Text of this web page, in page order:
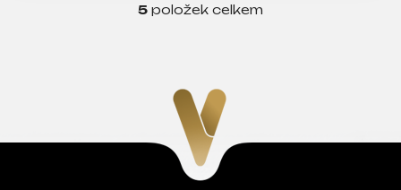
O
d
a
c
í
p
5 položek celkem